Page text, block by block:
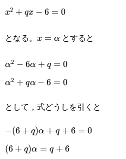
6x+q=0
x^2+qx-
x2 + qx − 6 = 0
となる。 x=\alpha
x = α とすると
\alpha^2-
6\alpha+q=0
α2 − 6α + q = 0
\alpha^2+q\alpha-
α2 + qα − 6 = 0
として，式どうしを引くと
-
(6+q)\alpha+q+6=0
−(6 + q)α + q + 6 = 0
(6+q)\alpha=q+6
(6 + q)α = q + 6